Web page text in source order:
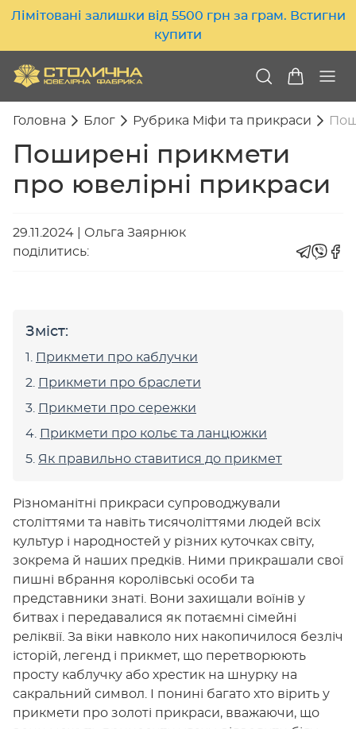
Лімітовані залишки від 5500 грн за грам. Встигни
купити
Головна Блог Рубрика Міфи та прикраси
Поширені прикмети
про ювелірні прикраси
29.11.2024
Ольга Заярнюк
поділитись:
Зміст:
Прикмети про каблучки
Прикмети про браслети
Прикмети про сережки
Прикмети про кольє та ланцюжки
Як правильно ставитися до прикмет
Різноманітні прикраси супроводжували
століттями та навіть тисячоліттями людей всіх
культур і народностей у різних куточках світу,
зокрема й наших предків. Ними прикрашали свої
пишні вбрання королівські особи та
представники знаті. Вони захищали воїнів у
битвах і передавалися як потаємні сімейні
реліквії. За віки навколо них накопичилося безліч
історій, легенд і прикмет, що перетворюють
просту каблучку або хрестик на шнурку на
сакральний символ. І понині багато хто вірить у
прикмети про золоті прикраси, вважаючи, що